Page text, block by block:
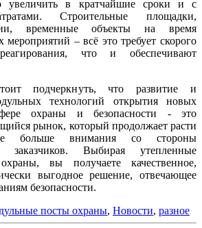
увеличить в кратчайшие сроки и с
Строительные площадки,
временные объекты на время
мероприятий – всё это требует скорого
что и обеспечивают
подчеркнуть, что развитие и
технологий открытия новых
охраны и безопасности - это
рынок, который продолжает расти
больше внимания со стороны
заказчиков. Выбирая утепленные
вы получаете качественное,
выгодное решение, отвечающее
безопасности.
посты охраны, Новости, разное